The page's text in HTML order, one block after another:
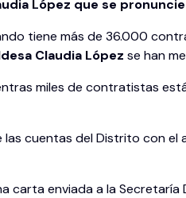
López que se
tiene más de 36.000
Claudia López se han
miles de contratistas
cuentas del Distrito con el
carta enviada a la Secretaría